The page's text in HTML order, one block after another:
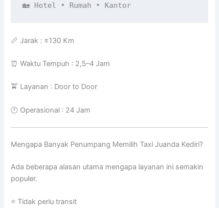
🏡 Hotel • Rumah • Kantor
📏 Jarak : ±130 Km
⏰ Waktu Tempuh : 2,5–4 Jam
🚖 Layanan : Door to Door
🕐 Operasional : 24 Jam
Mengapa Banyak Penumpang Memilih Taxi Juanda Kediri?
Ada beberapa alasan utama mengapa layanan ini semakin
populer.
⭐ Tidak perlu transit